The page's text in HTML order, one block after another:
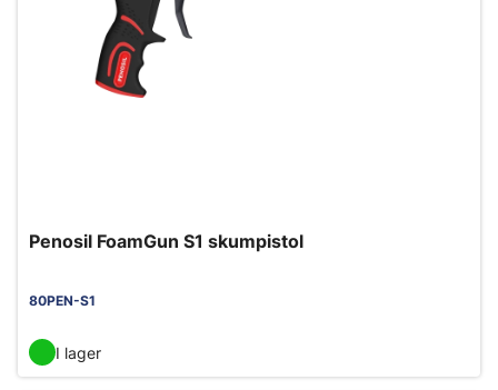
Penosil FoamGun S1 skumpistol
80PEN-S1
I lager